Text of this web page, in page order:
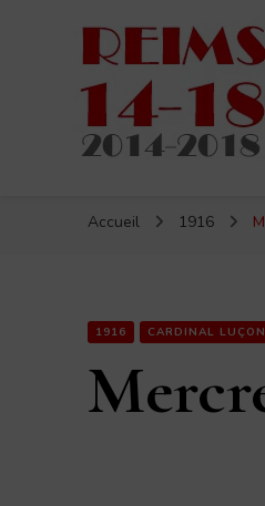
Accueil 1916
1916 CARDINAL LUÇON